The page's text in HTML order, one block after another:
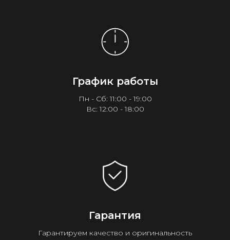
График работы
Пн - Сб: 11:00 - 19:00
Вс: 12:00 - 18:00
Гарантия
Гарантируем качество и оригинальность